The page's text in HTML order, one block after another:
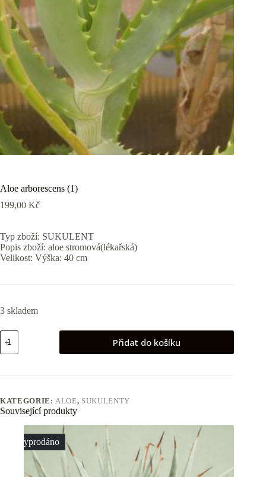
Aloe arborescens (1)
199,00 Kč
Typ zboží: SUKULENT
Popis zboží: aloe stromová(lékařská)
Velikost: Výška: 40 cm
3 skladem
Aloe
arborescens
(1)
Přidat do košíku
KATEGORIE: ALOE, SUKULENTY
Související produkty
Vyprodáno